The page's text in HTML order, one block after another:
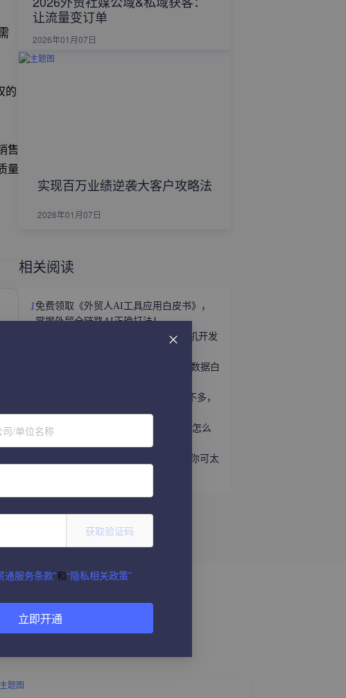
的
售
量
让流量变订单
2026年01月07日
实现百万业绩逆袭大客户攻略法
2026年01月07日
相关阅读
1 免费领取《外贸人AI工具应用白皮书》，
掌握外贸全链路AI正确打法！
立即领取 | 手握这份《世界产业带商机开发
外贸获客难？免费领取《2026年海关数据白
趁着用YouTube开发外贸客户的人还不多，
速速上车！
5听说WhatsApp做外贸很猛？让我看看怎么
做外贸还不会给国外客户打电话？那你可太
/单位名称
获取验证码
通服务条款”和“隐私相关政策”
立即开通